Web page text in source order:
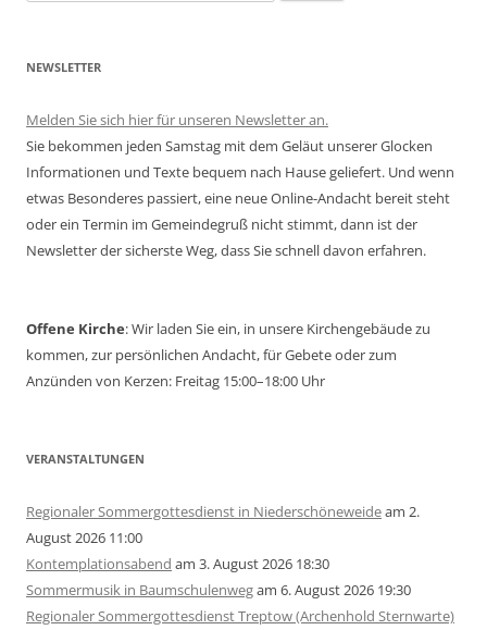
nach:
NEWSLETTER
Melden Sie sich hier für unseren Newsletter an.
Sie bekommen jeden Samstag mit dem Geläut unserer Glocken
Informationen und Texte bequem nach Hause geliefert. Und wenn
etwas Besonderes passiert, eine neue Online-Andacht bereit steht
oder ein Termin im Gemeindegruß nicht stimmt, dann ist der
Newsletter der sicherste Weg, dass Sie schnell davon erfahren.
Offene Kirche: Wir laden Sie ein, in unsere Kirchengebäude zu
kommen, zur persönlichen Andacht, für Gebete oder zum
Anzünden von Kerzen: Freitag 15:00–18:00 Uhr
VERANSTALTUNGEN
Regionaler Sommergottesdienst in Niederschöneweideam 2.
August 2026 11:00
Kontemplationsabend am 3. August 2026 18:30
Sommermusik in Baumschulenwegam 6. August 2026 19:30
Regionaler Sommergottesdienst Treptow (Archenhold Sternwarte)